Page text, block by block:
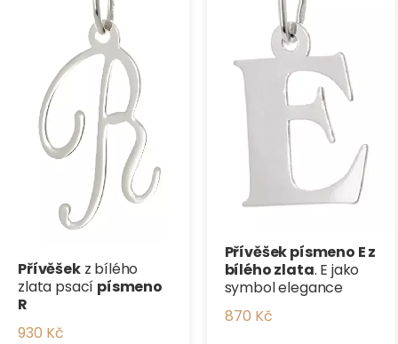
Přívěšekz bílého
zlata psací písmeno
R
930 Kč
Přívěšek písmeno E z
bílého zlata. E jako
symbol elegance
870 Kč